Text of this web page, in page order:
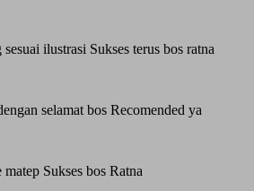
ilustrasi Sukses terus bos ratna
selamat bos Recomended ya
matep Sukses bos Ratna